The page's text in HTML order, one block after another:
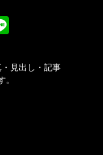
見出し・記事
。